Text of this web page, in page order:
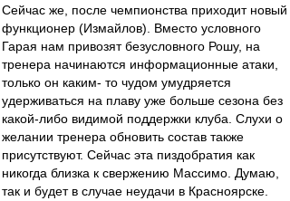
Сейчас же, после чемпионства приходит новый
функционер (Измайлов). Вместо условного
Гарая нам привозят безусловного Рошу, на
тренера начинаются информационные атаки,
только он каким- то чудом умудряется
удерживаться на плаву уже больше сезона без
какой-либо видимой поддержки клуба. Слухи о
желании тренера обновить состав также
присутствуют. Сейчас эта пиздобратия как
никогда близка к свержению Массимо. Думаю,
так и будет в случае неудачи в Красноярске.